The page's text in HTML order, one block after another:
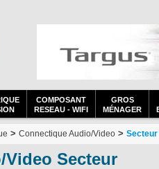
COMPOSANT
RESEAU - WIFI
GROS
MÉNAGER
> Connectique Audio/Video > Secteur
Secteur